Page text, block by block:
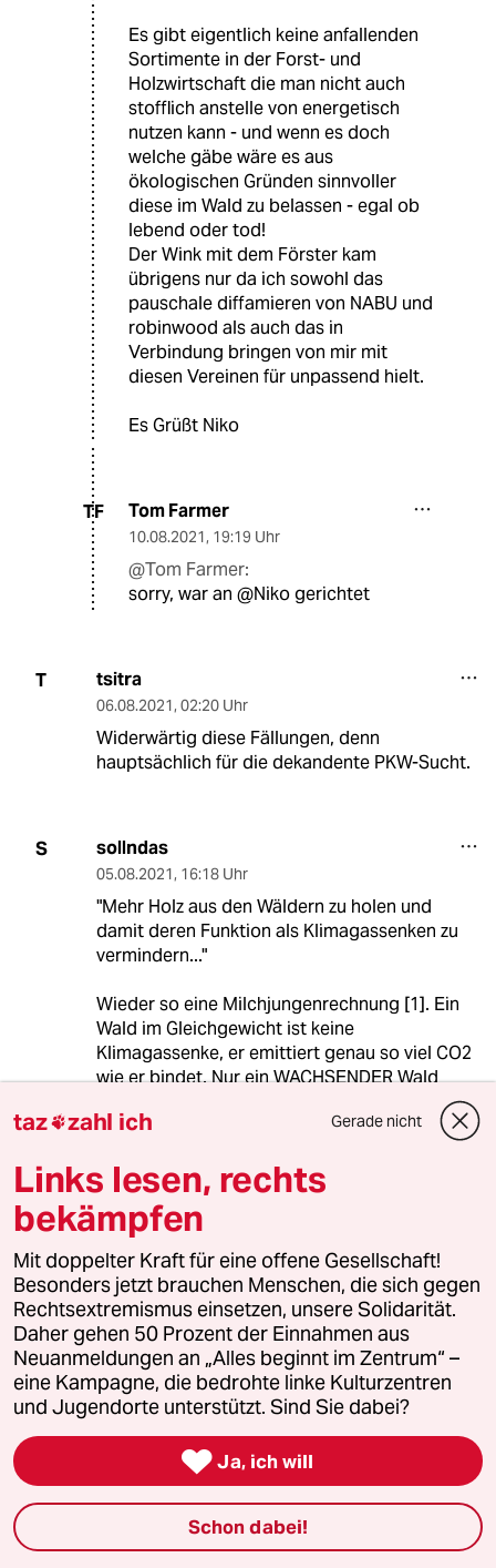
Es gibt eigentlich keine anfallenden
Sortimente in der Forst- und
Holzwirtschaft die man nicht auch
stofflich anstelle von energetisch
nutzen kann - und wenn es doch
welche gäbe wäre es aus
ökologischen Gründen sinnvoller
diese im Wald zu belassen - egal ob
lebend oder tod!
Der Wink mit dem Förster kam
übrigens nur da ich sowohl das
pauschale diffamieren von NABU und
robinwood als auch das in
Verbindung bringen von mir mit
diesen Vereinen für unpassend hielt.
Es Grüßt Niko
TF Tom Farmer
10.08.2021, 19:19 Uhr
@Tom Farmer:
sorry, war an @Niko gerichtet
T tsitra
06.08.2021, 02:20 Uhr
Widerwärtig diese Fällungen, denn
hauptsächlich für die dekandente PKW-Sucht.
S sollndas
05.08.2021, 16:18 Uhr
"Mehr Holz aus den Wäldern zu holen und
damit deren Funktion als Klimagassenken zu
vermindern..."
Wieder so eine Milchjungenrechnung [1]. Ein
Wald im Gleichgewicht ist keine
Klimagassenke, er emittiert genau so viel CO2
wie er bindet. Nur ein WACHSENDER Wald
bindet CO2. Und damit er wachsen kann, muss
man in einem Urwald erst einmal Platz machen.
[1] Milchmädchen sind mitgemeint.
C Canarienvogel
06.08.2021,17:56 Uhr
@sollndas:
Das Problem ist nur, dass die neuen
Bäume 100 Jahre und länger
wachsen müssen, bis sie das CO2
Verheizen eines gleich alten Baumes
in kurzer Zeit frei gesetzt wird.
Nur unverheiztes und nicht
verrottendes Holz bindet CO2 auf
taz zahl ich Gerade nicht
Links lesen, rechts
bekämpfen
Mit doppelter Kraft für eine offene Gesellschaft!
Besonders jetzt brauchen Menschen, die sich gegen
Rechtsextremismus einsetzen, unsere Solidarität.
Daher gehen 50 Prozent der Einnahmen aus
Neuanmeldungen an „Alles beginnt im Zentrum“ –
eine Kampagne, die bedrohte linke Kulturzentren
und Jugendorte unterstützt. Sind Sie dabei?
 Ja, ich will
Schon dabei!